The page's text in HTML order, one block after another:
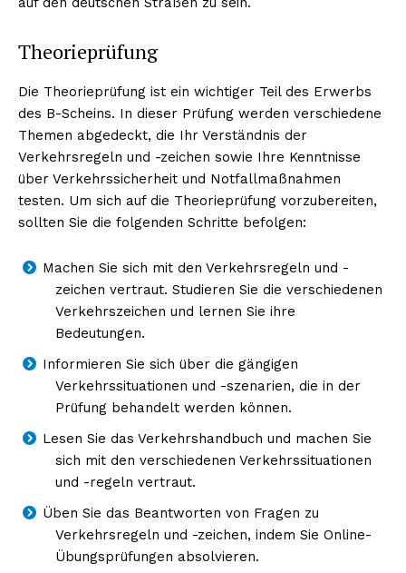
Theorieprüfung
Die Theorieprüfung ist ein wichtiger Teil des Erwerbs
des B-Scheins. In dieser Prüfung werden verschiedene
Themen abgedeckt, die Ihr Verständnis der
Verkehrsregeln und -zeichen sowie Ihre Kenntnisse
über Verkehrssicherheit und Notfallmaßnahmen
testen. Um sich auf die Theorieprüfung vorzubereiten,
sollten Sie die folgenden Schritte befolgen:
Machen Sie sich mit den Verkehrsregeln und -
zeichen vertraut. Studieren Sie die verschiedenen
Verkehrszeichen und lernen Sie ihre
Bedeutungen.
Informieren Sie sich über die gängigen
Verkehrssituationen und -szenarien, die in der
Prüfung behandelt werden können.
Lesen Sie das Verkehrshandbuch und machen Sie
sich mit den verschiedenen Verkehrssituationen
und -regeln vertraut.
Üben Sie das Beantworten von Fragen zu
Verkehrsregeln und -zeichen, indem Sie Online-
Übungsprüfungen absolvieren.